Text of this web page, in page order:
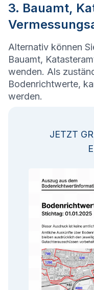
3. Bauamt,
Alternativ können
Bauamt,
wenden. Als
Bodenrichtwerte,
werden.
JETZT